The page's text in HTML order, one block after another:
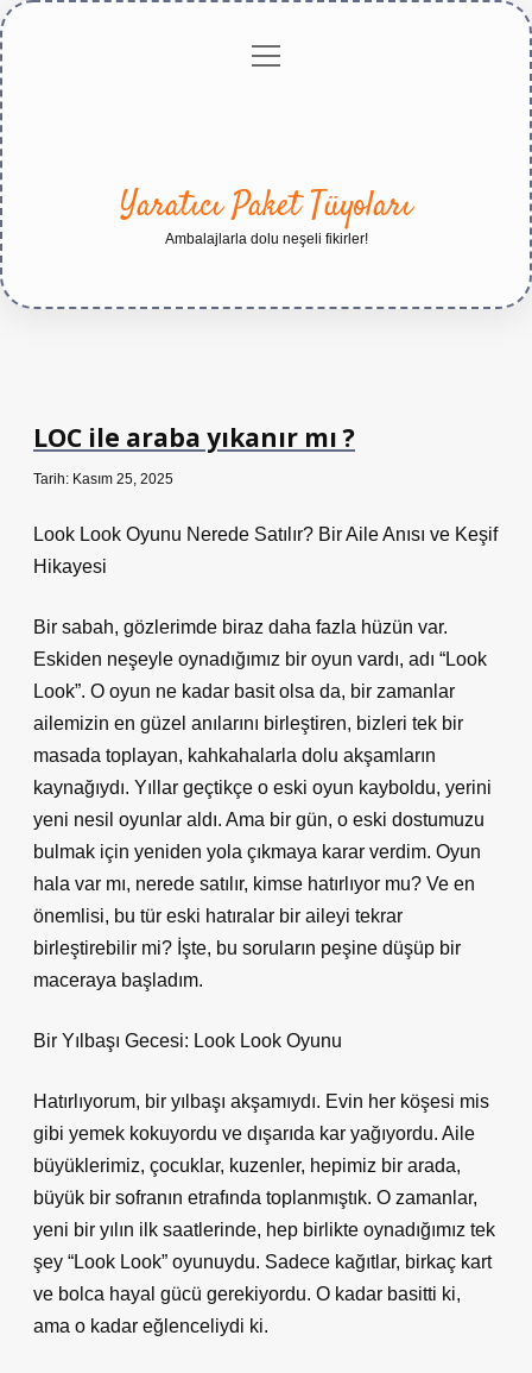
Gizlilikmenüyü
Yaratıcı Paket Tüyoları
Ambalajlarla dolu neşeli fikirler!
LOC ile araba yıkanır mı ?
Tarih: Kasım 25, 2025
Look Look Oyunu Nerede Satılır? Bir Aile Anısı ve Keşif
Hikayesi
Bir sabah, gözlerimde biraz daha fazla hüzün var.
Eskiden neşeyle oynadığımız bir oyun vardı, adı “Look
Look”. O oyun ne kadar basit olsa da, bir zamanlar
ailemizin en güzel anılarını birleştiren, bizleri tek bir
masada toplayan, kahkahalarla dolu akşamların
kaynağıydı. Yıllar geçtikçe o eski oyun kayboldu, yerini
yeni nesil oyunlar aldı. Ama bir gün, o eski dostumuzu
bulmak için yeniden yola çıkmaya karar verdim. Oyun
hala var mı, nerede satılır, kimse hatırlıyor mu? Ve en
önemlisi, bu tür eski hatıralar bir aileyi tekrar
birleştirebilir mi? İşte, bu soruların peşine düşüp bir
maceraya başladım.
Bir Yılbaşı Gecesi: Look Look Oyunu
Hatırlıyorum, bir yılbaşı akşamıydı. Evin her köşesi mis
gibi yemek kokuyordu ve dışarıda kar yağıyordu. Aile
büyüklerimiz, çocuklar, kuzenler, hepimiz bir arada,
büyük bir sofranın etrafında toplanmıştık. O zamanlar,
yeni bir yılın ilk saatlerinde, hep birlikte oynadığımız tek
şey “Look Look” oyunuydu. Sadece kağıtlar, birkaç kart
ve bolca hayal gücü gerekiyordu. O kadar basitti ki,
ama o kadar eğlenceliydi ki.